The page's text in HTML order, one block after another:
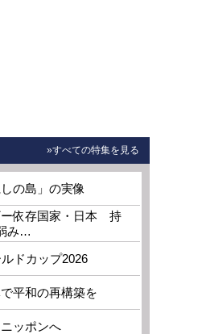
»すべての特集を見る
の島」の実像
ー依存国家・日本 持
み…
ドカップ2026
平和の再構築を
ッポンへ